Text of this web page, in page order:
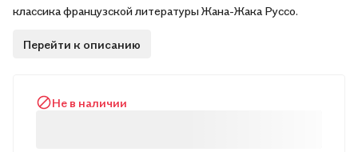
классика французской литературы Жана-Жака Руссо.
Перейти к описанию
Не в наличии